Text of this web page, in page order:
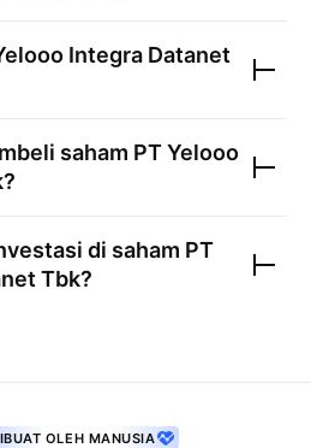
Integra Datanet
saham PT Yelooo
?
di saham PT
Tbk?
OLEH MANUSIA